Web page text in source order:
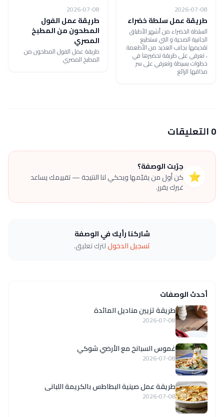
2026-07-08
طريقة عمل سلطة خضراء
السلطة الخضراء من أشهر الأطباق
الجانبية الصحية و التي نستطيع
تقديمها بجانب العديد من الأطعمة
، تعرفي على طريقة تحضيرها في
خطوات بسيطة وتعرفي على سر
مذاقها الرائع
2026-07-08
طريقة عمل الفول
المطحون من المطبخ
المصري
طريقة عمل الفول المطحون من
المطبخ المصري
0 التعليقات
⭐
جرّبت الوصفة؟
كن أول من يقيّمها ويحكي لنا النتيجة — تقييمك يساعد
غيرك يقرر.
شاركنا رأيك في الوصفة
تسجيل الدخوللترك تعليق.
أحدث الوصفات
طريقة تزيين مناديل المائدة
2026-07-08
غموس السبانخ مع الأرضي شوكي
2026-07-08
طريقة عمل صينية البطاطس بالكريمة اللبانى
2026-07-08